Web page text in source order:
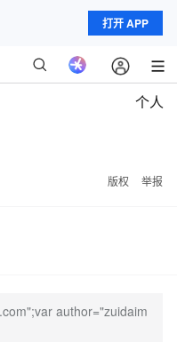
打开 APP
个人
版权 举报
author="zuidaim